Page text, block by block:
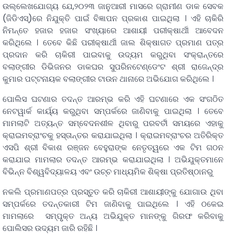
ଉଲ୍ଲେଖଯୋଗ୍ୟ ଯେ,୨୦୨୩ ଜାନୁଆରୀ ମାସରେ ଗ୍ରାମୀଣ ଡାକ ସେବକ
(ଜିଡିଏସ୍)ରେ ନିଯୁକ୍ତି ପାଇଁ ବିଜ୍ଞାପନ ପ୍ରକାଶ ପାଇଥିଲା । ଏହି ଚାକିରି
ନିମନ୍ତେ ହଜାର ହଜାର ସଂଖ୍ୟାରେ ଆଶାୟୀ ପରୀକ୍ଷାର୍ଥୀ ଆବେଦନ
କରିଥିଲେ । ତେବେ କିଛି ପରୀକ୍ଷାର୍ଥୀ ଜାଲ ଶିକ୍ଷାଗତ ପ୍ରମାଣ ପତ୍ର
ପ୍ରଦାନ କରି ଚାକିରୀ ପାଇବାକୁ ଉଦ୍ୟମ କରୁଥିବା ସଂକ୍ରାନ୍ତରେ
ବଲାଙ୍ଗୀର ଡିଭିଜନର ଡାକଘର ସୁପରିନଟେଣ୍ଡେଂଟ ଶ୍ରୀ ରାଜେନ୍ଦ୍ର
କୁମାର ପଟ୍ଟନାୟକ ବଲାଙ୍ଗୀର ଟାଉନ ଥାନାରେ ଅଭିଯୋଗ କରିଥିଲେ ।
ପୋଲିସ ଘଟଣାର ତଦନ୍ତ ଆରମ୍ଭ କରି ଏହି ଘଟଣାରେ ଏକ ସଂଗଠିତ
ନେଟୱାର୍କ କାର୍ୟ୍ୟ କରୁଥିବା ସମ୍ପର୍କରେ ଜାଣିବାକୁ ପାଇଥିଲା । ତେବେ
ମାମଲାଟି ଅତ୍ୟନ୍ତ ସମ୍ବେଦନଶୀଳ ଥିବାରୁ ପରବର୍ତୀ ସମୟରେ ଏହାକୁ
କ୍ରାଇମବ୍ରାଂଚକୁ ହସ୍ତାନ୍ତର କରାଯାଇଥିଲା । କ୍ରାଇମବ୍ରାଂଚର ଅତିରିକ୍ତ
ଏସପି ଶ୍ରୀ ବିକାଶ ରଞ୍ଜନ ବେହୁରାଙ୍କ ନେତୃତ୍ୱରେ ଏକ ଟିମ ଗଠନ
କରାଯାଇ ମାମଲାର ତଦନ୍ତ ଆରମ୍ଭ କରାଯାଇଥିଲା । ଅଭିଯୁକ୍ତମାନେ
ବିଭିନ୍ନ ବିଶ୍ୱବିଦ୍ୟାଳୟ ଏବଂ ଉଚ୍ଚ ମାଧ୍ୟମିକ ଶିକ୍ଷା ପ୍ରତିଷ୍ଠାନରୁ
ନକଲି ପ୍ରମାଣପତ୍ର ପ୍ରସ୍ତୁତ କରି ଚାକିରୀ ଆଶାୟୀଙ୍କୁ ଯୋଗାଉ ଥିବା
ସମ୍ପର୍କରେ ତଦନ୍ତକାରୀ ଟିମ ଜାଣିବାକୁ ପାଇଥିଲେ । ଏହି ଠକେଇ
ମାମଲାରେ ସମ୍ପୃୃକ୍ତ ଅନ୍ୟ ଅଭିଯୁକ୍ତ ମାନଙ୍କୁ ଗିରଫ କରିବାକୁ
ପୋଲିସର ଉଦ୍ୟମ ଜାରି ରହିଛି ।